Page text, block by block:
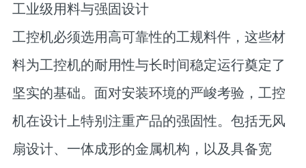
工业级用料与强固设计
工控机必须选用高可靠性的工规料件，这些材
料为工控机的耐用性与长时间稳定运行奠定了
坚实的基础。面对安装环境的严峻考验，工控
机在设计上特别注重产品的强固性。包括无风
扇设计、一体成形的金属机构，以及具备宽